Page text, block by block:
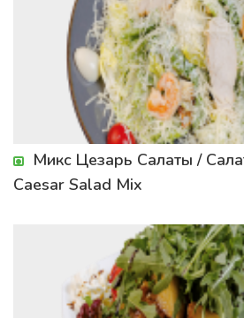
Микс Цезарь Салаты /
Caesar Salad Mix